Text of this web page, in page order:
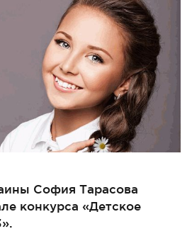
София Тарасова
конкурса «Детское